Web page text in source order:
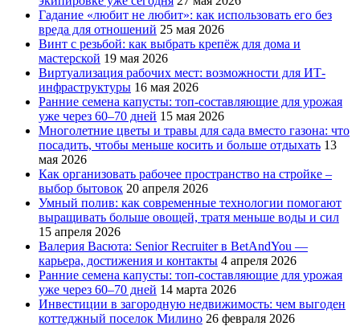
Гадание «любит не любит»: как использовать его без
вреда для отношений 25 мая 2026
Винт с резьбой: как выбрать крепёж для дома и
мастерской 19 мая 2026
Виртуализация рабочих мест: возможности для ИТ-
инфраструктуры 16 мая 2026
Ранние семена капусты: топ‑составляющие для урожая
уже через 60–70 дней 15 мая 2026
Многолетние цветы и травы для сада вместо газона: что
посадить, чтобы меньше косить и больше отдыхать 13
мая 2026
Как организовать рабочее пространство на стройке –
выбор бытовок 20 апреля 2026
Умный полив: как современные технологии помогают
выращивать больше овощей, тратя меньше воды и сил
15 апреля 2026
Валерия Васюта: Senior Recruiter в BetAndYou —
карьера, достижения и контакты 4 апреля 2026
Ранние семена капусты: топ‑составляющие для урожая
уже через 60–70 дней 14 марта 2026
Инвестиции в загородную недвижимость: чем выгоден
коттеджный поселок Милино 26 февраля 2026